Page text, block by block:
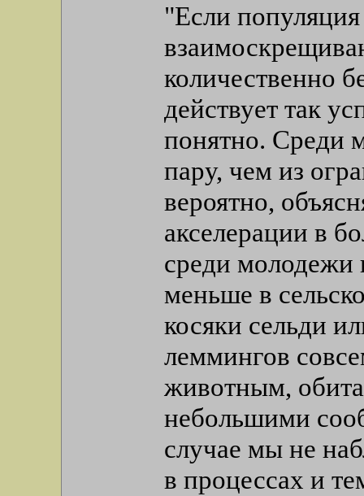
"Если
количественно
действует так
понятно. Среди
пару, чем из
вероятно,
акселерации в
среди молодежи
меньше в
косяки сельди
леммингов
животным,
небольшими
случае мы не
в процессах и